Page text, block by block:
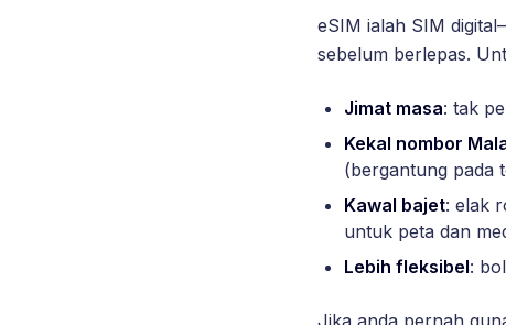
eSIM ialah SIM
sebelum berlepas.
Jimat masa: tak
Kekal nombor
(bergantung pada
Kawal bajet: elak
untuk peta dan
Lebih fleksibel:
Jika anda pernah